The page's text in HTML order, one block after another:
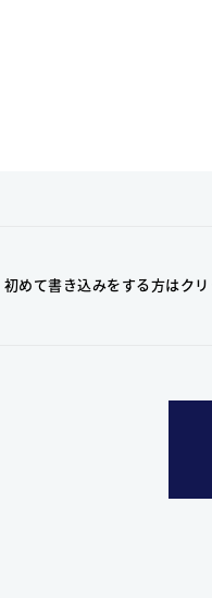
初めて書き込みをする方はク